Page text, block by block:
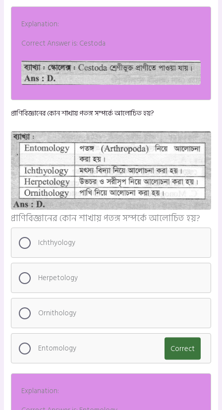
Explanation:
Correct Answer is: Cestoda
প্রাণিবিজ্ঞানের কোন শাখায় পতঙ্গ সম্পর্কে আলোচিত হয়?
প্রাণিবিজ্ঞানের কোন শাখায় পতঙ্গ সম্পর্কে আলোচিত হয়?
Ichthyology
Herpetology
Ornithology
Entomology Correct
Explanation: